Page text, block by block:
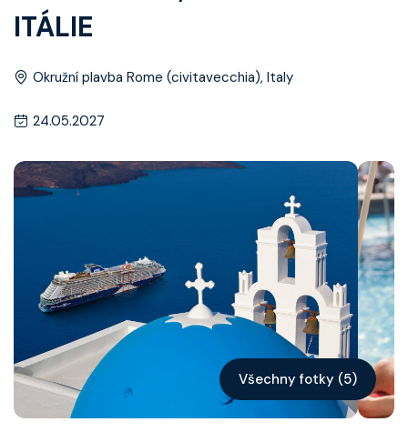
Užitečné informace
Články
Kontakt
ITÁLIE
Okružní plavba Rome (civitavecchia), Italy
24.05.2027
Všechny fotky (5)